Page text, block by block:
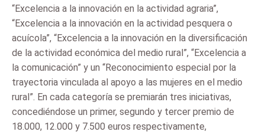
“Excelencia a la innovación en la actividad agraria”,
“Excelencia a la innovación en la actividad pesquera o
acuícola”, “Excelencia a la innovación en la diversificación
de la actividad económica del medio rural”, “Excelencia a
la comunicación” y un “Reconocimiento especial por la
trayectoria vinculada al apoyo a las mujeres en el medio
rural”. En cada categoría se premiarán tres iniciativas,
concediéndose un primer, segundo y tercer premio de
18.000, 12.000 y 7.500 euros respectivamente,